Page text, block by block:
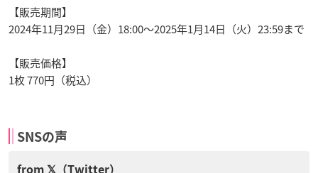
【販売期間】
2024年11月29日（金）18:00〜2025年1月14日（火）23:59まで
【販売価格】
1枚 770円（税込）
SNSの声